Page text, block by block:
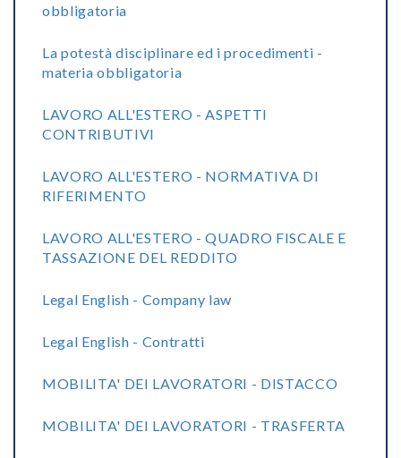
obbligatoria
La potestà disciplinare ed i procedimenti -
materia obbligatoria
LAVORO ALL'ESTERO - ASPETTI
CONTRIBUTIVI
LAVORO ALL'ESTERO - NORMATIVA DI
RIFERIMENTO
LAVORO ALL'ESTERO - QUADRO FISCALE E
TASSAZIONE DEL REDDITO
Legal English - Company law
Legal English - Contratti
MOBILITA' DEI LAVORATORI - DISTACCO
MOBILITA' DEI LAVORATORI - TRASFERTA